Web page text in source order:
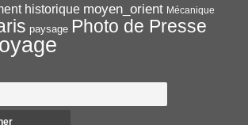
historique moyen_orient Mécanique
paysage Photo de Presse